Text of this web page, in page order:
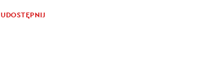
UDOSTĘPNIJ